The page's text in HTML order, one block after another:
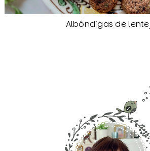
Albóndigas de